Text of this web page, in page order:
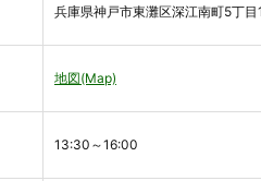
兵庫県神戸市東灘区深江南町5丁目
地図(Map)
13:30～16:00